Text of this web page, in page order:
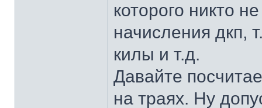
которого никто
начисления дкп,
килы и т.д.
Давайте
на траях. Ну